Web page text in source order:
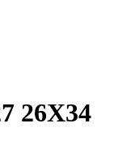
26X34